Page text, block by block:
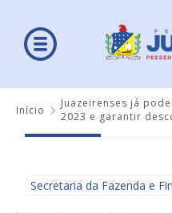
Início
Juazeirenses já
2023 e garantir
Secretaria da Fazenda e